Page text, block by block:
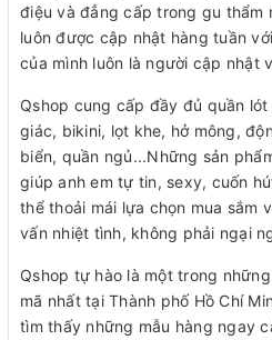
điệu và đẳng cấp trong gu thẩm
luôn được cập nhật hàng tuần
của mình luôn là người cập nhật
Qshop cung cấp đầy đủ quần
giác, bikini, lọt khe, hở mông,
biển, quần ngủ...Những sản
giúp anh em tự tin, sexy, cuốn
thể thoải mái lựa chọn mua sắm
vấn nhiệt tình, không phải ngại
Qshop tự hào là một trong
mã nhất tại Thành phố Hồ Chí
tìm thấy những mẫu hàng ngay